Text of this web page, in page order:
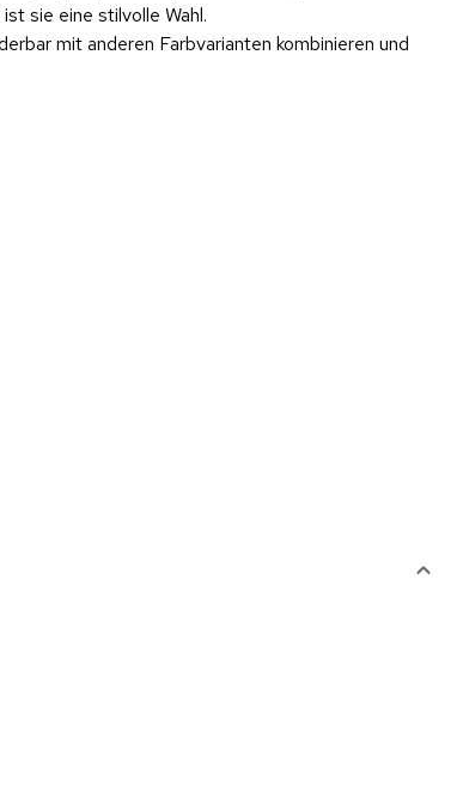
sie eine stilvolle Wahl.
mit anderen Farbvarianten kombinieren und